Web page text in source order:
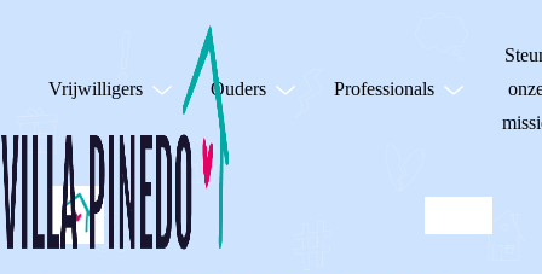
Vrijwilligers Ouders Professionals